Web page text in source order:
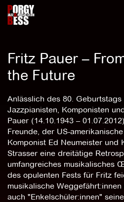
Fritz Pauer –
the Future
Anlässlich des 80.
Jazzpianisten, Komponisten
Pauer (14.10.1943 –
Freunde, der US-
Komponist Ed Neumeister und
Strasser eine dreitätige
umfangreiches musikalisches
des opulenten Fests für Fritz
musikalische
auch "Enkelschüler:innen"